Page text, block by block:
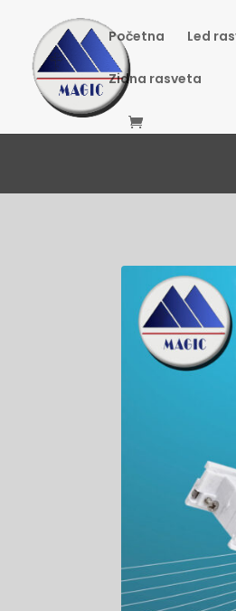
Početna Led
Zidna rasveta